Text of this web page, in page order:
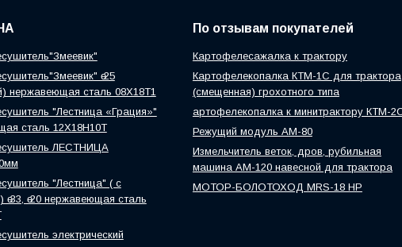
ө 25
нержавеющая сталь 08Х18Т1
"Лестница «Грация»"
сталь 12Х18Н10Т
ЛЕСТНИЦА
"Лестница" ( с
33, ө 20 нержавеющая сталь
электрический
По отзывам покупателей
Картофелесажалка к трактору
Картофелекопалка КТМ-1С для трактора
(смещенная) грохотного типа
артофелекопалка к минитрактору КТМ-
Режущий модуль АМ-80
Измельчитель веток, дров, рубильная
машина АМ-120 навесной для трактора
МОТОР-БОЛОТОХОД MRS-18 HP